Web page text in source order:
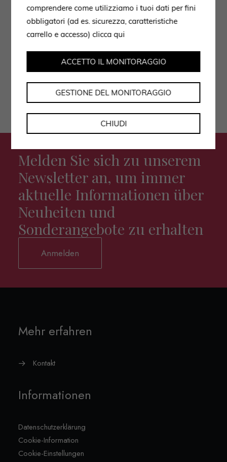
Ich stimme der Datenverarbeitung gemäß der
Datenschutzerklärung zu.
Melden Sie sich zu unserem
Newsletter an, um immer
aktuelle Informationen über
Neuheiten und
Sonderangebote zu erhalten
Anmelden
Mehr erfahren
Kontakt
Informationen
Datenschutzerklärung
Cookie-Information
Cookie-Einstellungen
comprendere come utilizziamo i tuoi dati per fini
obbligatori (ad es. sicurezza, caratteristiche
carrello e accesso)clicca qui
CHIUDI
GESTIONE DEL MONITORAGGIO
ACCETTO IL MONITORAGGIO